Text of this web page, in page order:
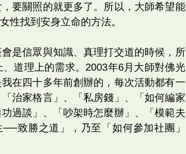
要關照的就更多了。所以，大師希望能
性找到安身立命的方法。
是信眾與知識、真理打交道的時候，所
道理上的需求。2003年6月大師對佛光
在四十多年前創辦的，每次活動都有一
治家格言」、「私房錢」、「如何編家
過談」、「吵架時怎麼辦」、「模範夫
致勝之道」，乃至「如何參加社團」